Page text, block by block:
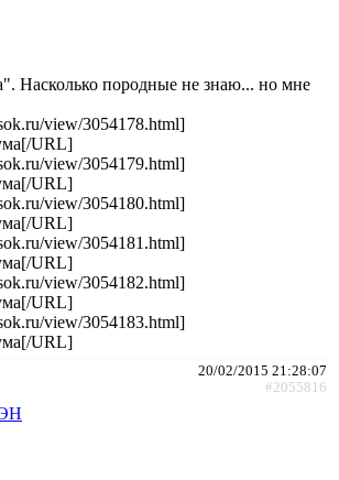
Насколько породные не знаю... но мне
view/3054178.html]
[/URL]
view/3054179.html]
[/URL]
view/3054180.html]
[/URL]
view/3054181.html]
[/URL]
view/3054182.html]
[/URL]
view/3054183.html]
[/URL]
20/02/2015 21:28:07
#2055816